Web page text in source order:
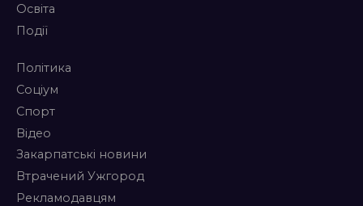
Освіта
Події
Політика
Соціум
Спорт
Відео
Закарпатські новини
Втрачений Ужгород
Рекламодавцям